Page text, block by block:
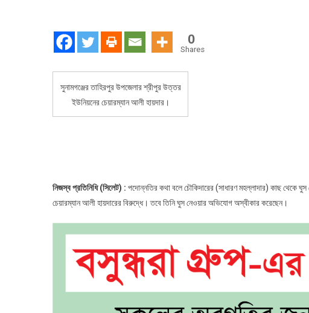
0
Shares
সুনামগঞ্জের তাহিরপুর উপজেলার শ্রীপুর উত্তর
ইউনিয়নের চেয়ারম্যান আলী হায়দার।
নিজস্ব প্রতিনিধি (সিলেট) : পদোন্নতির কথা বলে চৌকিদারের (সাধারণ মহল্লাদার) কাছ থেকে
চেয়ারম্যান আলী হায়দারের বিরুদ্ধে। তবে তিনি ঘুস নেওয়ার অভিযোগ অস্বীকার করেছেন।